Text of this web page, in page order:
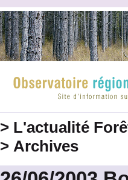
> L'actualité
> Archives